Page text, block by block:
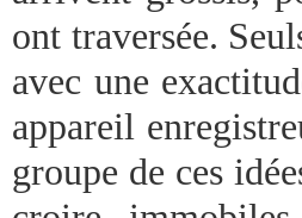
ont traversée.
avec une
appareil
groupe de ces